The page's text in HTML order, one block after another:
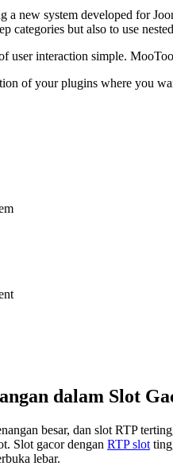
a new system developed for
categories but also to use
user interaction simple.
of your plugins where you
dalam Slot
besar, dan slot RTP
Slot gacor dengan RTP slot
lebar.